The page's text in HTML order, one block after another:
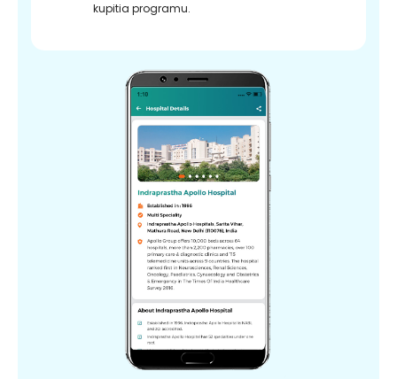
kupitia programu.